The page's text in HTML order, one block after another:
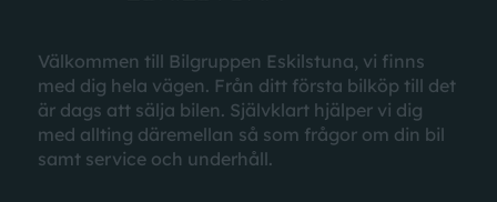
Välkommen till Bilgruppen Eskilstuna, vi finns
med dig hela vägen. Från ditt första bilköp till det
är dags att sälja bilen. Självklart hjälper vi dig
med allting däremellan så som frågorom din bil
samt serviceoch underhåll.